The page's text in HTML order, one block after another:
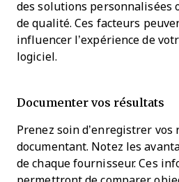
des solutions personnalisées
de qualité. Ces facteurs
influencer l’expérience de
logiciel.
Documenter vos résultats
Prenez soin d’enregistrer vos
documentant. Notez les
de chaque fournisseur. Ces